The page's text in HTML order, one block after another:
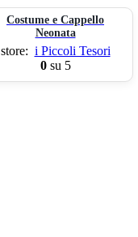
Costume e Cappello
Neonata
store: i Piccoli Tesori
0su 5